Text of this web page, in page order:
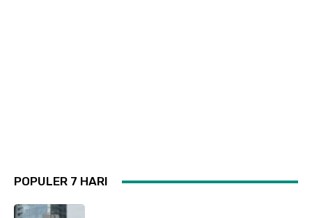
POPULER 7 HARI